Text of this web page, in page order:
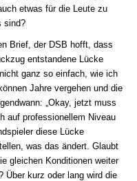
etwas für die Leute zu
sind?
Brief, der DSB hofft, dass
entstandene Lücke
ganz so einfach, wie ich
Jahre vergehen und die
„Okay, jetzt muss
auf professionellem Niveau
diese Lücke
was das ändert. Glaubt
gleichen Konditionen weiter
Über kurz oder lang wird die